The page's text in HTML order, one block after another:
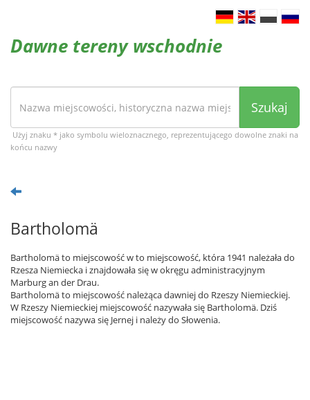
Dawne tereny wschodnie
Szukaj
Użyj znaku * jako symbolu wieloznacznego, reprezentującego dowolne znaki na
końcu nazwy
Bartholomä
Bartholomä to miejscowość w to miejscowość, która 1941 należała do
Rzesza Niemiecka i znajdowała się w okręgu administracyjnym
Marburg an der Drau.
Bartholomä to miejscowość należąca dawniej do Rzeszy Niemieckiej.
W Rzeszy Niemieckiej miejscowość nazywała się Bartholomä. Dziś
miejscowość nazywa się Jernej i należy do Słowenia.